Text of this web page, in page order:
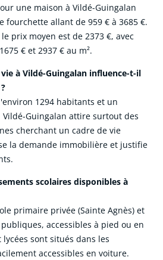
une maison à Vildé-Guingalan
fourchette allant de 959 € à 3685 €.
prix moyen est de 2373 €, avec
€ et 2937 € au m².
à Vildé-Guingalan influence-t-il
1294 habitants et un
Guingalan attire surtout des
cherchant un cadre de vie
la demande immobilière et justifie
scolaires disponibles à
primaire privée (Sainte Agnès) et
accessibles à pied ou en
sont situés dans les
accessibles en voiture.